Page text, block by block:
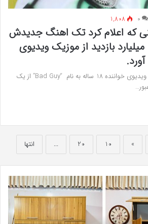
۰ 1,808
که اعلام کرد تک اهنگ جدیدش
منتشر می شود، 1 میلیارد بازدید از موزیک ویدیوی
صبح روز چهارشنبه ، موزیک ویدیوی خواننده 18 ساله به نام “Bad Guy” از یک
»
10
20
... انتها
قند